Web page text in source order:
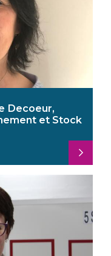
Decoeur,
et Stock